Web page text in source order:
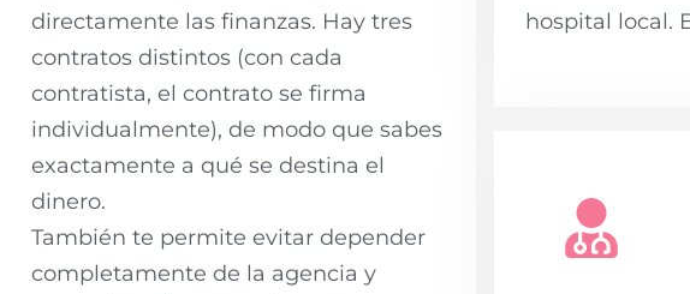
directamente las finanzas. Hay tres
contratos distintos (con cada
contratista, el contrato se firma
individualmente), de modo que sabes
exactamente a qué se destina el
dinero.
También te permite evitar depender
completamente de la agencia y
hospital local.